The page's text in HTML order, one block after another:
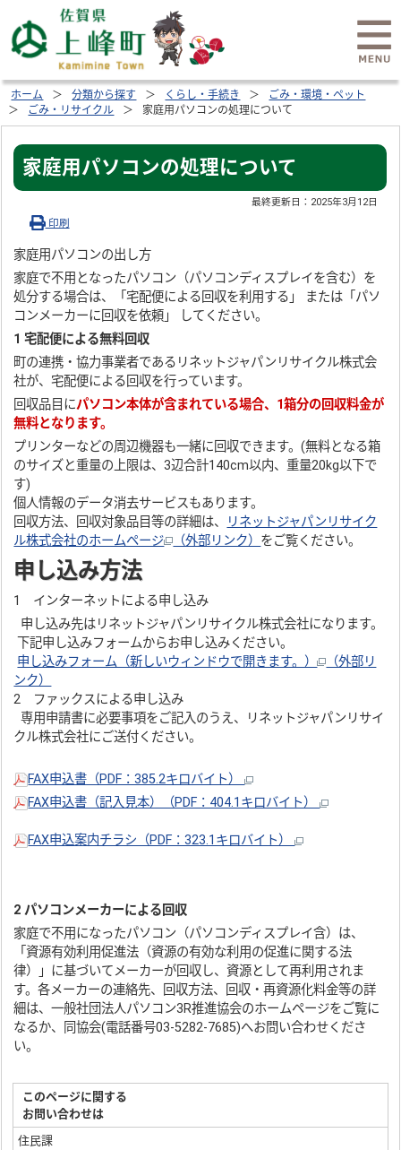
ホーム 分類から探す くらし・手続き
ごみ・環境・ペット
ごみ・リサイクル
家庭用パソコンの処理について
家庭用パソコンの処理について
最終更新日： 2025年3月12日
印刷
家庭用パソコンの出し方
家庭で不用となったパソコン（パソコンディスプレイを含む）を
処分する場合は、「宅配便による回収を利用する」 または「パソ
コンメーカーに回収を依頼」 してください。
1 宅配便による無料回収
町の連携・協力事業者であるリネットジャパンリサイクル株式会
社が、宅配便による回収を行っています。
回収品目にパソコン本体が含まれている場合、1箱分の回収料金が
無料となります。
プリンターなどの周辺機器も一緒に回収できます。(無料となる箱
のサイズと重量の上限は、3辺合計140cm以内、重量20kg以下で
す)
個人情報のデータ消去サービスもあります。
回収方法、回収対象品目等の詳細は、
リネットジャパンリサイク
ル株式会社のホームページ
（外部リンク） をご覧ください。
申し込み方法
1 インターネットによる申し込み
申し込み先はリネットジャパンリサイクル株式会社になります。
下記申し込みフォームからお申し込みください。
申し込みフォーム（新しいウィンドウで開きます。）
（外部リ
ンク）
2 ファックスによる申し込み
専用申請書に必要事項をご記入のうえ、リネットジャパンリサイ
クル株式会社にご送付ください。
FAX申込書（PDF：385.2キロバイト）
FAX申込書（記入見本）（PDF：404.1キロバイト）
FAX申込案内チラシ（PDF：323.1キロバイト）
2 パソコンメーカーによる回収
家庭で不用になったパソコン（パソコンディスプレイ含）は、
「資源有効利用促進法（資源の有効な利用の促進に関する法
律）」に基づいてメーカーが回収し、資源として再利用されま
す。各メーカーの連絡先、回収方法、回収・再資源化料金等の詳
細は、一般社団法人パソコン3R推進協会のホームページをご覧に
なるか、同協会(電話番号03-5282-7685)へお問い合わせくださ
い。
このページに関する
お問い合わせは
住民課